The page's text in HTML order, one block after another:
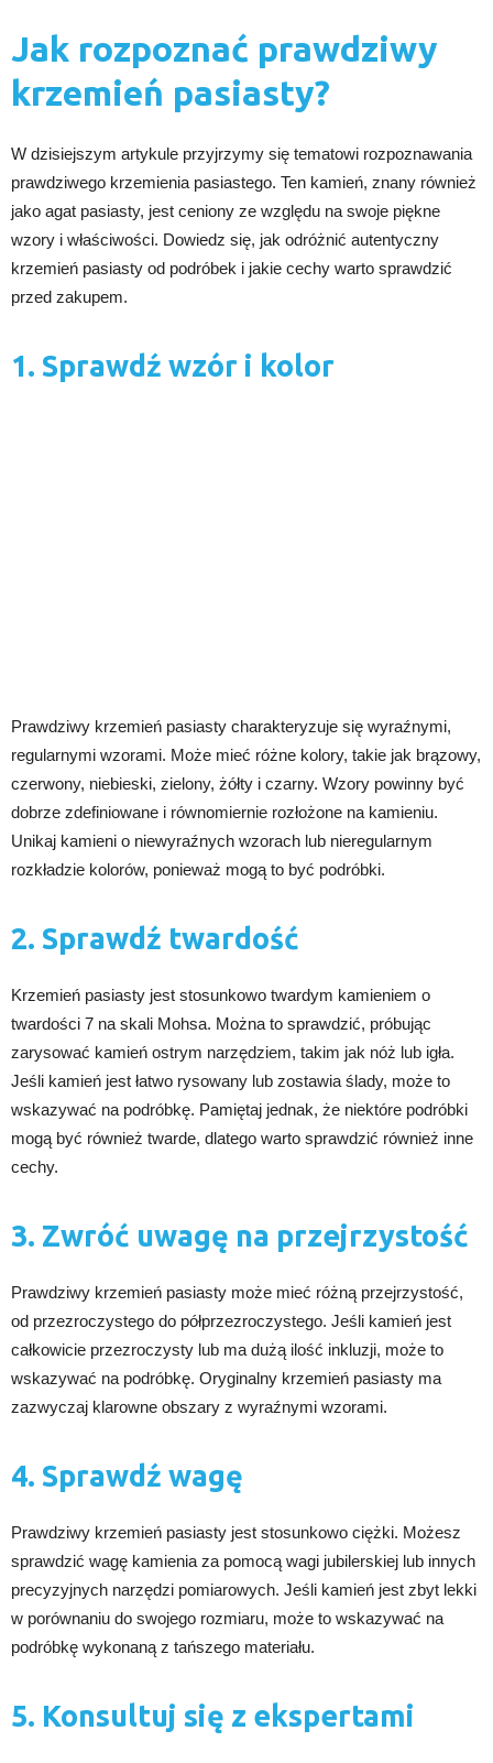
Jak rozpoznać prawdziwy
krzemień pasiasty?
W dzisiejszym artykule przyjrzymy się tematowi rozpoznawania
prawdziwego krzemienia pasiastego. Ten kamień, znany również
jako agat pasiasty, jest ceniony ze względu na swoje piękne
wzory i właściwości. Dowiedz się, jak odróżnić autentyczny
krzemień pasiasty od podróbek i jakie cechy warto sprawdzić
przed zakupem.
1. Sprawdź wzór i kolor
Prawdziwy krzemień pasiasty charakteryzuje się wyraźnymi,
regularnymi wzorami. Może mieć różne kolory, takie jak brązowy,
czerwony, niebieski, zielony, żółty i czarny. Wzory powinny być
dobrze zdefiniowane i równomiernie rozłożone na kamieniu.
Unikaj kamieni o niewyraźnych wzorach lub nieregularnym
rozkładzie kolorów, ponieważ mogą to być podróbki.
2. Sprawdź twardość
Krzemień pasiasty jest stosunkowo twardym kamieniem o
twardości 7 na skali Mohsa. Można to sprawdzić, próbując
zarysować kamień ostrym narzędziem, takim jak nóż lub igła.
Jeśli kamień jest łatwo rysowany lub zostawia ślady, może to
wskazywać na podróbkę. Pamiętaj jednak, że niektóre podróbki
mogą być również twarde, dlatego warto sprawdzić również inne
cechy.
3. Zwróć uwagę na przejrzystość
Prawdziwy krzemień pasiasty może mieć różną przejrzystość,
od przezroczystego do półprzezroczystego. Jeśli kamień jest
całkowicie przezroczysty lub ma dużą ilość inkluzji, może to
wskazywać na podróbkę. Oryginalny krzemień pasiasty ma
zazwyczaj klarowne obszary z wyraźnymi wzorami.
4. Sprawdź wagę
Prawdziwy krzemień pasiasty jest stosunkowo ciężki. Możesz
sprawdzić wagę kamienia za pomocą wagi jubilerskiej lub innych
precyzyjnych narzędzi pomiarowych. Jeśli kamień jest zbyt lekki
w porównaniu do swojego rozmiaru, może to wskazywać na
podróbkę wykonaną z tańszego materiału.
5. Konsultuj się z ekspertami